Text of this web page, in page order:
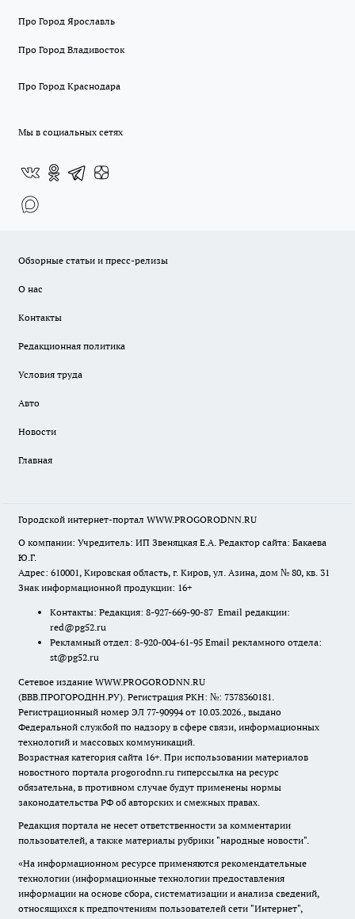
Про Город Ярославль
Про Город Владивосток
Про Город Краснодара
Мы в социальных сетях
Обзорные статьи и пресс-релизы
О нас
Контакты
Редакционная политика
Условия труда
Авто
Новости
Главная
Городской интернет-портал WWW.PROGORODNN.RU
О компании: Учредитель: ИП Звеняцкая Е.А. Редактор сайта: Бакаева
Ю.Г.
Адрес: 610001, Кировская область, г. Киров, ул. Азина, дом № 80, кв. 31
Знак информационной продукции: 16+
Контакты: Редакция: 8-927-669-90-87 Email редакции:
red@pg52.ru
Рекламный отдел: 8-920-004-61-95 Email рекламного отдела:
st@pg52.ru
Сетевое издание WWW.PROGORODNN.RU
(ВВВ.ПРОГОРОДНН.РУ). Регистрация РКН: №: 7378360181.
Регистрационный номер ЭЛ 77-90994 от 10.03.2026., выдано
Федеральной службой по надзору в сфере связи, информационных
технологий и массовых коммуникаций.
Возрастная категория сайта 16+. При использовании материалов
новостного портала progorodnn.ru гиперссылка на ресурс
обязательна, в противном случае будут применены нормы
законодательства РФ об авторских и смежных правах.
Редакция портала не несет ответственности за комментарии
пользователей, а также материалы рубрики "народные новости".
«На информационном ресурсе применяются рекомендательные
технологии (информационные технологии предоставления
информации на основе сбора, систематизации и анализа сведений,
относящихся к предпочтениям пользователей сети "Интернет",